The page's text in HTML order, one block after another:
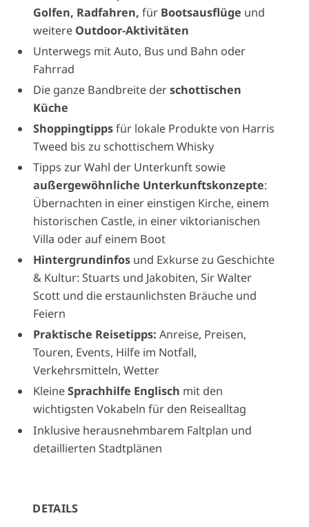
Golfen, Radfahren, für Bootsausflüge und
weitere Outdoor-Aktivitäten
Unterwegs mit Auto, Bus und Bahn oder
Fahrrad
Die ganze Bandbreite derschottischen
Küche
Shoppingtippsfür lokale Produkte von Harris
Tweed bis zu schottischem Whisky
Tipps zur Wahl der Unterkunft sowie
außergewöhnliche Unterkunftskonzepte:
Übernachten in einer einstigen Kirche, einem
historischen Castle, in einer viktorianischen
Villa oder auf einem Boot
Hintergrundinfos und Exkurse zu Geschichte
& Kultur: Stuarts und Jakobiten, Sir Walter
Scott und die erstaunlichsten Bräuche und
Feiern
Praktische Reisetipps: Anreise, Preisen,
Touren, Events, Hilfe im Notfall,
Verkehrsmitteln, Wetter
KleineSprachhilfe Englisch mit den
wichtigsten Vokabeln für den Reisealltag
Inklusive herausnehmbarem Faltplan und
detaillierten Stadtplänen
DETAILS